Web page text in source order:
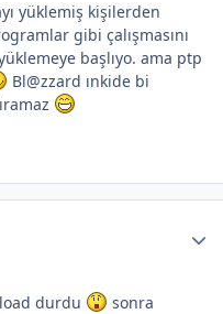
yüklemiş kişilerden
gibi çalışmasını
başlıyo. ama ptp
Bl@zzard ınkide bi
durdu
sonra